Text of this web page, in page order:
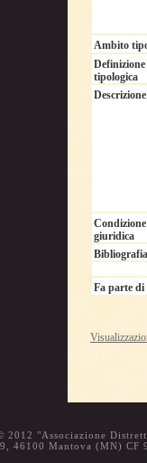
Ambito
Definizione
tipologica
Descrizione
Condizione
giuridica
Bibliografia
Fa parte di
2012 "Associazione
46100 Mantova (MN) CF